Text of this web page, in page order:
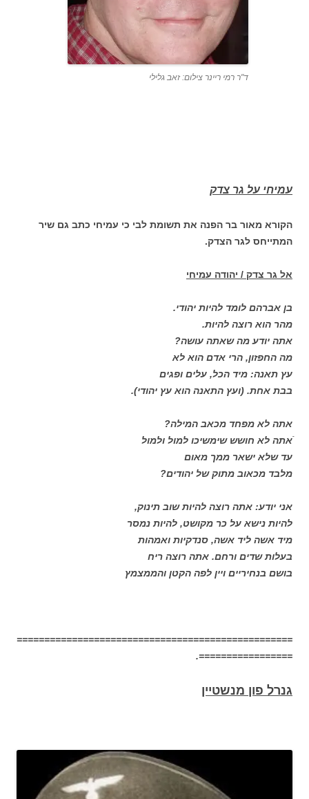
ד"ר רמי ריינר צילום: זאב גלילי
עמיחי על גר צדק
הקורא מאור בר הפנה את תשומת לבי כי עמיחי כתב גם שיר
המתייחס לגר הצדק.
אל גר צדק / יהודה עמיחי
בן אברהם לומד להיות יהודי.
מהר הוא רוצה להיות.
אתה יודע מה שאתה עושה?
מה החפזון, הרי אדם הוא לא
עץ תאנה: מיד הכל, עלים ופגים
בבת אחת. (ועץ התאנה הוא עץ יהודי).
אתה לא מפחד מכאב המילה?
ֿאתה לא חושש שימשיכו למול ולמול
עד שלא ישאר ממך מאום
מלבד מכאוב מתוק של יהודים?
אני יודע: אתה רוצה להיות שוב תינוק,
להיות נישא על כר מקושט, להיות נמסר
מיד אשה ליד אשה, סנדקיות ואמהות
בעלות שדים ורחם. אתה רוצה ריח
בושם בנחיריים ויין לפה הקטן והממצמץ
==================================================
=================.
גנרל פון מנשטיין